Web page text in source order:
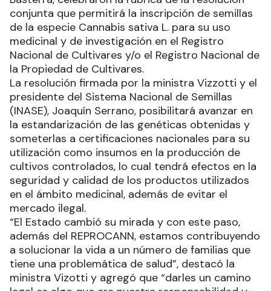
conjunta que permitirá la inscripción de semillas
de la especie Cannabis sativa L. para su uso
medicinal y de investigación en el Registro
Nacional de Cultivares y/o el Registro Nacional de
la Propiedad de Cultivares.
La resolución firmada por la ministra Vizzotti y el
presidente del Sistema Nacional de Semillas
(INASE), Joaquín Serrano, posibilitará avanzar en
la estandarización de las genéticas obtenidas y
someterlas a certificaciones nacionales para su
utilización como insumos en la producción de
cultivos controlados, lo cual tendrá efectos en la
seguridad y calidad de los productos utilizados
en el ámbito medicinal, además de evitar el
mercado ilegal.
“El Estado cambió su mirada y con este paso,
además del REPROCANN, estamos contribuyendo
a solucionar la vida a un número de familias que
tiene una problemática de salud”, destacó la
ministra Vizotti y agregó que “darles un camino